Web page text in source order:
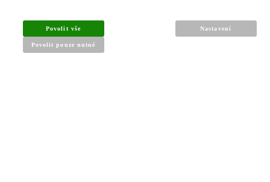
Povolit vše
Povolit pouze nutné
Nastavení